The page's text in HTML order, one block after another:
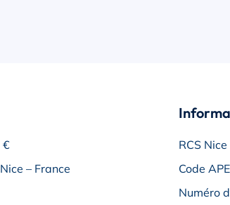
€
– France
RCS
Code
Numéro